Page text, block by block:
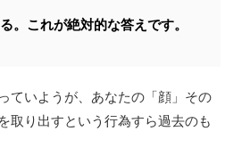
。これが絶対的な答えです。
ていようが、あなたの「顔」その
取り出すという行為すら過去のも